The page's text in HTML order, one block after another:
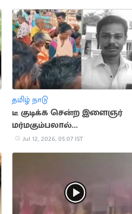
தமிழ் நாடு
டீ குடிக்க சென்ற இளைஞர்
மர்மகும்பலால்
வெட்டிக்கொலை
Jul 12, 2026, 05:07 IST